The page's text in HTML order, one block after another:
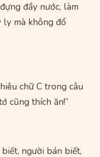
đầy nước, làm
ly mà không đổ
chữ C trong câu
cũng thích ăn!”
người bán biết,